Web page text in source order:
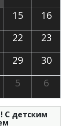
15
16
22
23
29
30
5 6
С детским